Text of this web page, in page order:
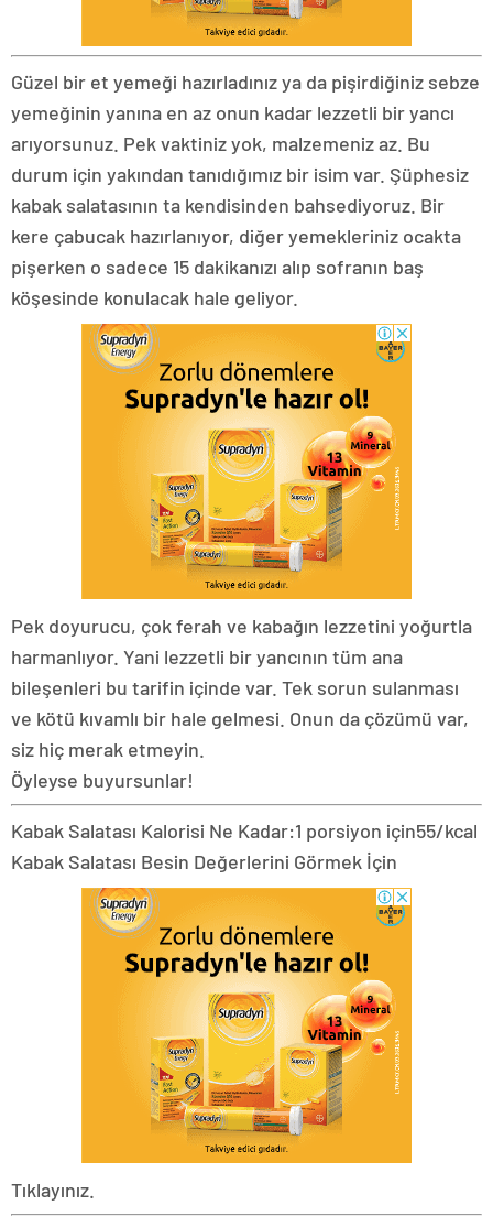
Güzel bir et yemeği hazırladınız ya da pişirdiğiniz sebze
yemeğinin yanına en az onun kadar lezzetli bir yancı
arıyorsunuz. Pek vaktiniz yok, malzemeniz az. Bu
durum için yakından tanıdığımız bir isim var. Şüphesiz
kabak salatasının ta kendisinden bahsediyoruz. Bir
kere çabucak hazırlanıyor, diğer yemekleriniz ocakta
pişerken o sadece 15 dakikanızı alıp sofranın baş
köşesinde konulacak hale geliyor.
Pek doyurucu, çok ferah ve kabağın lezzetini yoğurtla
harmanlıyor. Yani lezzetli bir yancının tüm ana
bileşenleri bu tarifin içinde var. Tek sorun sulanması
ve kötü kıvamlı bir hale gelmesi. Onun da çözümü var,
siz hiç merak etmeyin.
Öyleyse buyursunlar!
Kabak Salatası Kalorisi Ne Kadar:1 porsiyon için55/kcal
Kabak Salatası Besin Değerlerini Görmek İçin
Tıklayınız.